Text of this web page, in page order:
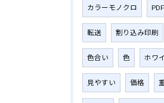
カラーモノクロ
転送 割り込み印刷
色合い 色 ホワ
見やすい 価格